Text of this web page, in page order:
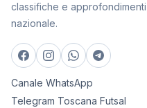
classifiche e
nazionale.
Canale WhatsApp
Telegram Toscana Futsal